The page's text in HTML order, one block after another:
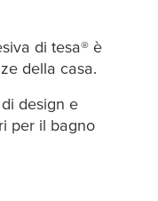
di tesa® è
della casa.
design e
per il bagno